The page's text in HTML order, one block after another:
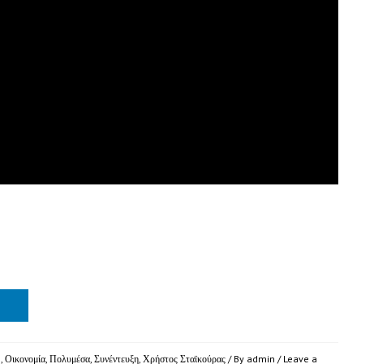
, Οικονομία, Πολυμέσα, Συνέντευξη, Χρήστος Σταϊκούρας / By admin / Leave a